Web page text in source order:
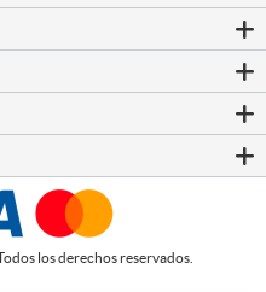
los derechos reservados.